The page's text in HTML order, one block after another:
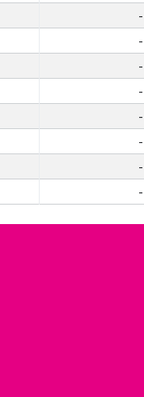
-
-
-
-
-
-
-
-